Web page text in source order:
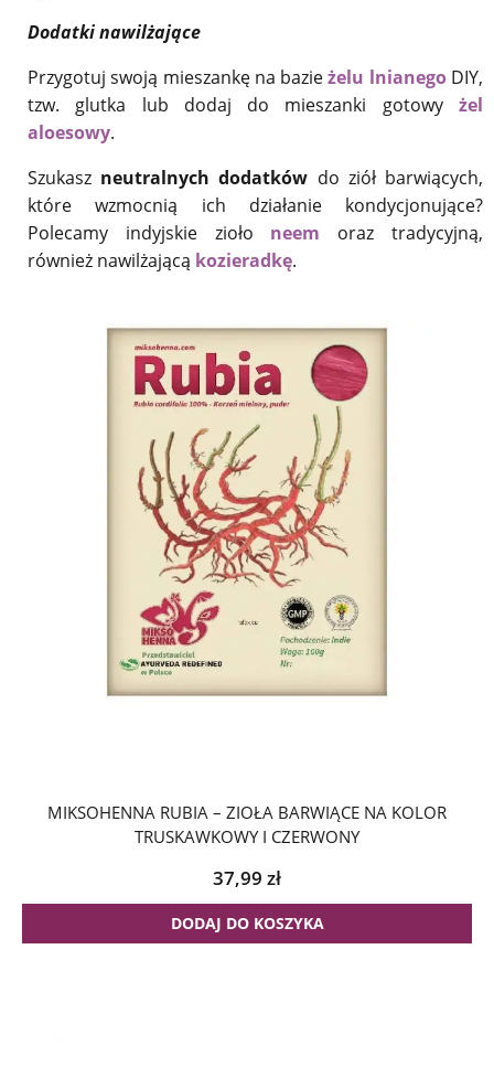
Dodatki nawilżające
Przygotuj swoją mieszankę na bazieżelu lnianegoDIY,
tzw. glutka lub dodaj do mieszanki gotowy żel
aloesowy.
Szukasz neutralnych dodatków do ziół barwiących,
które wzmocnią ich działanie kondycjonujące?
Polecamy indyjskie zioło neem oraz tradycyjną,
również nawilżającą kozieradkę.
MIKSOHENNA RUBIA – ZIOŁA BARWIĄCE NA KOLOR
TRUSKAWKOWY I CZERWONY
37,99 zł
DODAJ DO KOSZYKA